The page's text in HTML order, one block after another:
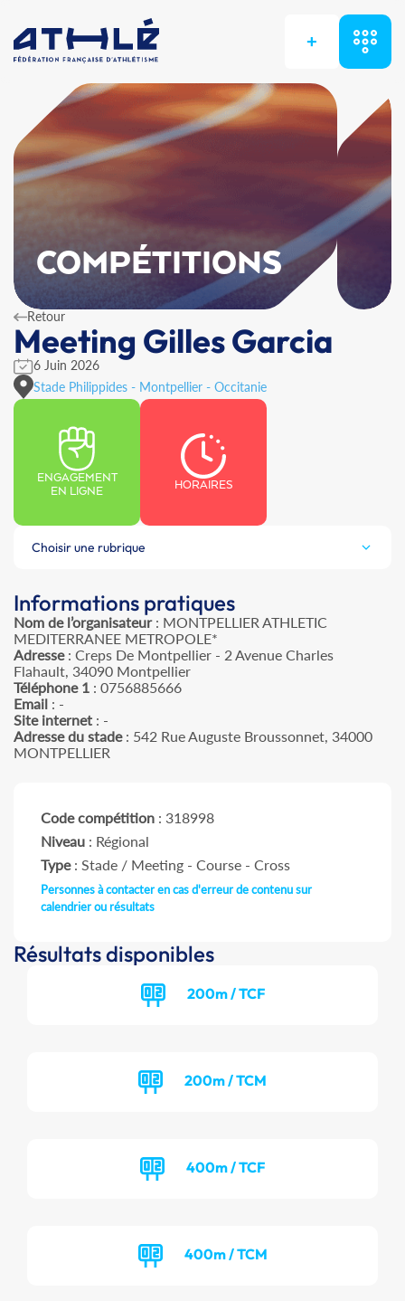
+
COMPÉTITIONS
Retour
Meeting Gilles Garcia
6 Juin 2026
Stade Philippides - Montpellier - Occitanie
ENGAGEMENT
EN LIGNE
HORAIRES
Choisir une rubrique
Informations pratiques
Nom de l’organisateur: MONTPELLIER ATHLETIC
MEDITERRANEE METROPOLE*
Adresse: Creps De Montpellier - 2 Avenue Charles
Flahault, 34090 Montpellier
Téléphone 1 : 0756885666
Email : -
Site internet : -
Adresse du stade: 542 Rue Auguste Broussonnet, 34000
MONTPELLIER
Code compétition : 318998
Niveau : Régional
Type: Stade / Meeting - Course - Cross
Personnes à contacter en cas d'erreur de contenu sur
calendrier ou résultats
Résultats disponibles
200m / TCF
200m / TCM
400m / TCF
400m / TCM